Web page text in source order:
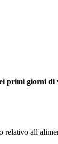
primi giorni di
relativo